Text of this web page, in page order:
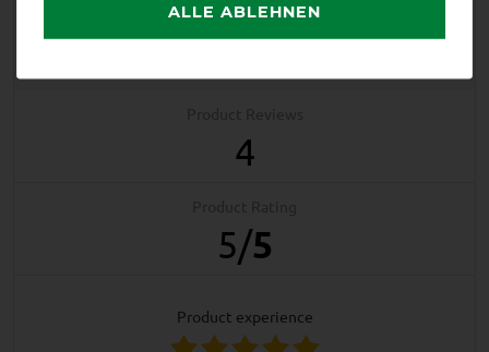
XL Original Lite 0g -
Navy/Titanium Grey/Silver,
4
5/5
product experience
ALLE ABLEHNEN